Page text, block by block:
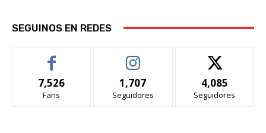
SEGUINOS EN REDES
7,526
Fans
1,707
Seguidores
4,085
Seguidores